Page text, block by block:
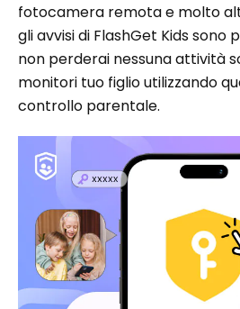
fotocamera remota e molto
gli avvisi di FlashGet Kids sono
non perderai nessuna attività
monitori tuo figlio utilizzando
controllo parentale.